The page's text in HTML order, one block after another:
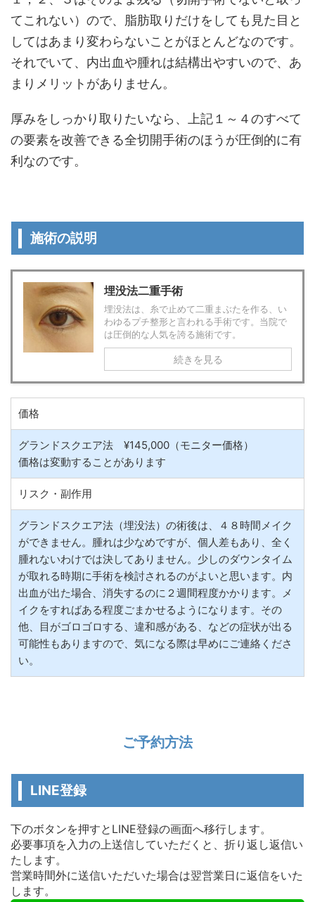
てこれない）ので、脂肪取りだけをしても見た目と
してはあまり変わらないことがほとんどなのです。
それでいて、内出血や腫れは結構出やすいので、あ
まりメリットがありません。
厚みをしっかり取りたいなら、上記１～４のすべて
の要素を改善できる全切開手術のほうが圧倒的に有
利なのです。
施術の説明
埋没法二重手術
埋没法は、糸で止めて二重まぶたを作る、い
わゆるプチ整形と言われる手術です。当院で
は圧倒的な人気を誇る施術です。
続きを見る
価格
グランドスクエア法 ¥145,000（モニター価格）
価格は変動することがあります
リスク・副作用
グランドスクエア法（埋没法）の術後は、４８時間メイク
ができません。腫れは少なめですが、個人差もあり、全く
腫れないわけでは決してありません。少しのダウンタイム
が取れる時期に手術を検討されるのがよいと思います。内
出血が出た場合、消失するのに２週間程度かかります。メ
イクをすればある程度ごまかせるようになります。その
他、目がゴロゴロする、違和感がある、などの症状が出る
可能性もありますので、気になる際は早めにご連絡くださ
い。
ご予約方法
LINE登録
下のボタンを押すとLINE登録の画面へ移行します。
必要事項を入力の上送信していただくと、折り返し返信い
たします。
営業時間外に送信いただいた場合は翌営業日に返信をいた
します。